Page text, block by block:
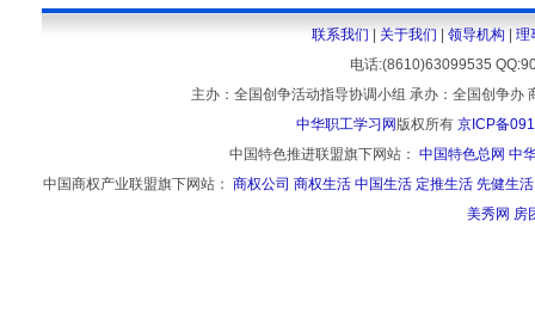
联系我们 关于我们 领导机构
理
电话:(8610)63099535
主办：全国创争活动指导协调小组 承办：全国创争
中华职工学习网 版权所有 京ICP备
中国特色推进联盟旗下网站： 中国特色总网 中
中国商权产业联盟旗下网站： 商权公司 商权生活 中国生活 定推生活 先健生活
美秀网 房